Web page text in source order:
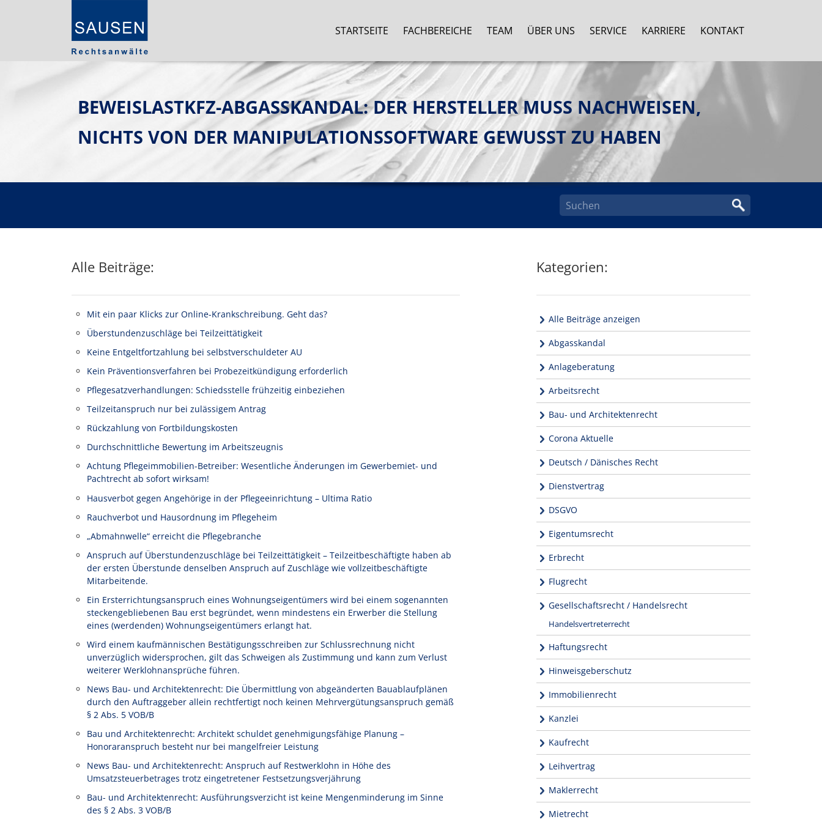
STARTSEITE FACHBEREICHE TEAM ÜBER UNS SERVICE KARRIERE KONTAKT
BEWEISLASTKFZ-ABGASSKANDAL: DER HERSTELLER MUSS NACHWEISEN,
NICHTS VON DER MANIPULATIONSSOFTWARE GEWUSST ZU HABEN
Alle Beiträge:
Mit ein paar Klicks zur Online-Krankschreibung. Geht das?
Überstundenzuschläge bei Teilzeittätigkeit
Keine Entgeltfortzahlung bei selbstverschuldeter AU
Kein Präventionsverfahren bei Probezeitkündigung erforderlich
Pflegesatzverhandlungen: Schiedsstelle frühzeitig einbeziehen
Teilzeitanspruch nur bei zulässigem Antrag
Rückzahlung von Fortbildungskosten
Durchschnittliche Bewertung im Arbeitszeugnis
Achtung Pflegeimmobilien-Betreiber: Wesentliche Änderungen im Gewerbemiet- und
Pachtrecht ab sofort wirksam!
Hausverbot gegen Angehörige in der Pflegeeinrichtung – Ultima Ratio
Rauchverbot und Hausordnung im Pflegeheim
„Abmahnwelle“ erreicht die Pflegebranche
Anspruch auf Überstundenzuschläge bei Teilzeittätigkeit – Teilzeitbeschäftigte haben ab
der ersten Überstunde denselben Anspruch auf Zuschläge wie vollzeitbeschäftigte
Mitarbeitende.
Ein Ersterrichtungsanspruch eines Wohnungseigentümers wird bei einem sogenannten
steckengebliebenen Bau erst begründet, wenn mindestens ein Erwerber die Stellung
eines (werdenden) Wohnungseigentümers erlangt hat.
Wird einem kaufmännischen Bestätigungsschreiben zur Schlussrechnung nicht
unverzüglich widersprochen, gilt das Schweigen als Zustimmung und kann zum Verlust
weiterer Werklohnansprüche führen.
News Bau- und Architektenrecht: Die Übermittlung von abgeänderten Bauablaufplänen
durch den Auftraggeber allein rechtfertigt noch keinen Mehrvergütungsanspruch gemäß
§ 2 Abs. 5 VOB/B
Bau und Architektenrecht: Architekt schuldet genehmigungsfähige Planung –
Honoraranspruch besteht nur bei mangelfreier Leistung
News Bau- und Architektenrecht: Anspruch auf Restwerklohn in Höhe des
Umsatzsteuerbetrages trotz eingetretener Festsetzungsverjährung
Bau- und Architektenrecht: Ausführungsverzicht ist keine Mengenminderung im Sinne
des § 2 Abs. 3 VOB/B
Kategorien:
Alle Beiträge anzeigen
Abgasskandal
Anlageberatung
Arbeitsrecht
Bau- und Architektenrecht
Corona Aktuelle
Deutsch / Dänisches Recht
Dienstvertrag
DSGVO
Eigentumsrecht
Erbrecht
Flugrecht
Gesellschaftsrecht / Handelsrecht
Handelsvertreterrecht
Haftungsrecht
Hinweisgeberschutz
Immobilienrecht
Kanzlei
Kaufrecht
Leihvertrag
Maklerrecht
Mietrecht